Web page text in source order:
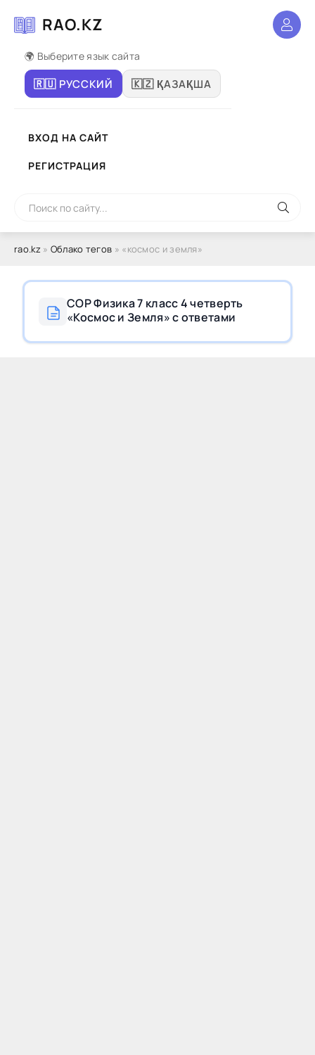
RAO.KZ
🌍 Выберите язык сайта
🇷🇺 РУССКИЙ 🇰🇿 ҚАЗАҚША
ВХОД НА САЙТ
РЕГИСТРАЦИЯ
rao.kz» Облако тегов » «космос и земля»
СОР Физика 7 класс 4 четверть
«Космос и Земля» с ответами